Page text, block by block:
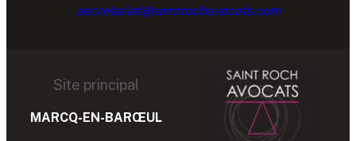
secretariat@saintrochavocats.com
Site principal
MARCQ-EN-BARŒUL